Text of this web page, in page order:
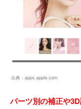
出典： apps.apple.com
パーツ別の補正や